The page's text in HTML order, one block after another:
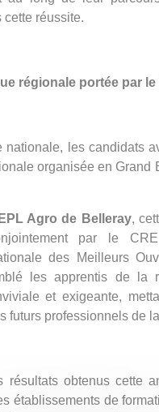
réussite.
régionale portée par le
nationale, les candidats
organisée en Grand
Agro de Belleray,
par le
des Meilleurs
les apprentis de la
et exigeante,
futurs professionnels de
résultats obtenus cette
établissements de